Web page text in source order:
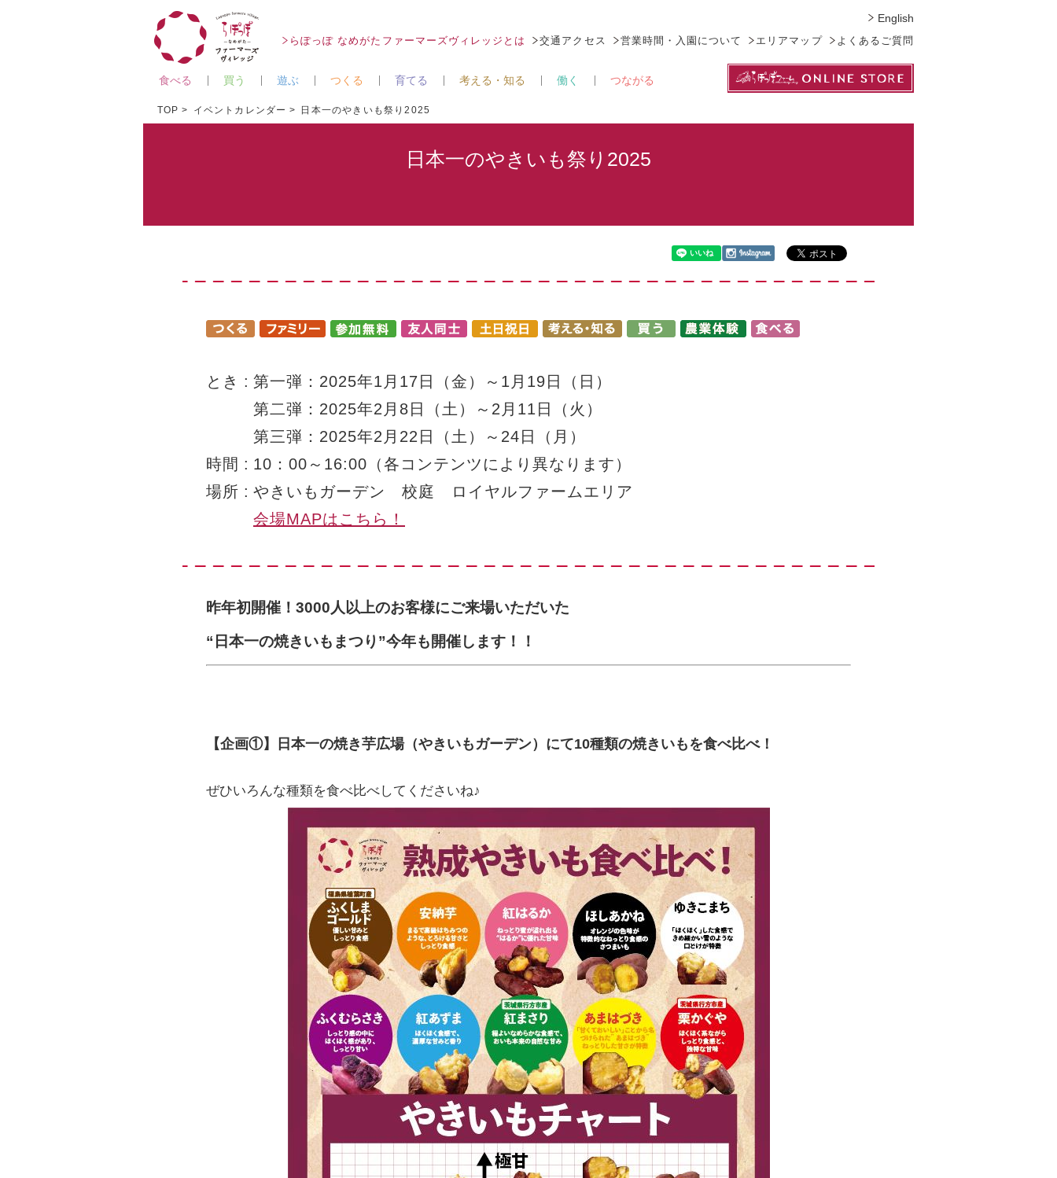
English
らぽっぽ なめがたファーマーズヴィレッジとは 交通アクセス 営業時間・入園について エリアマップ よくあるご質問
食べる 買う 遊ぶ つくる 育てる 考える・知る 働く つながる
TOP イベントカレンダー 日本一のやきいも祭り2025
日本一のやきいも祭り2025
とき
第一弾：2025年1月17日（金）～1月19日（日）
第二弾：2025年2月8日（土）～2月11日（火）
第三弾：2025年2月22日（土）～24日（月）
時間
10：00～16:00（各コンテンツにより異なります）
場所
やきいもガーデン 校庭 ロイヤルファームエリア
会場MAPはこちら！
昨年初開催！3000人以上のお客様にご来場いただいた
“日本一の焼きいもまつり”今年も開催します！！
【企画①】日本一の焼き芋広場（やきいもガーデン）にて10種類の焼きいもを食べ比べ！
ぜひいろんな種類を食べ比べしてくださいね♪